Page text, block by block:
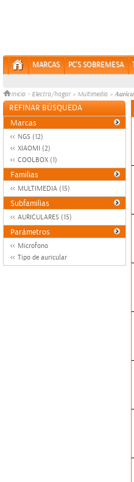
MARCAS PC'S SOBREMESA
Inicio > Electro/hogar » Multimedia »
REFINAR BÚSQUEDA
Marcas
NGS (12)
XIAOMI (2)
COOLBOX (1)
Familias
MULTIMEDIA (15)
Subfamilias
AURICULARES (15)
Parámetros
Microfono
Tipo de auricular